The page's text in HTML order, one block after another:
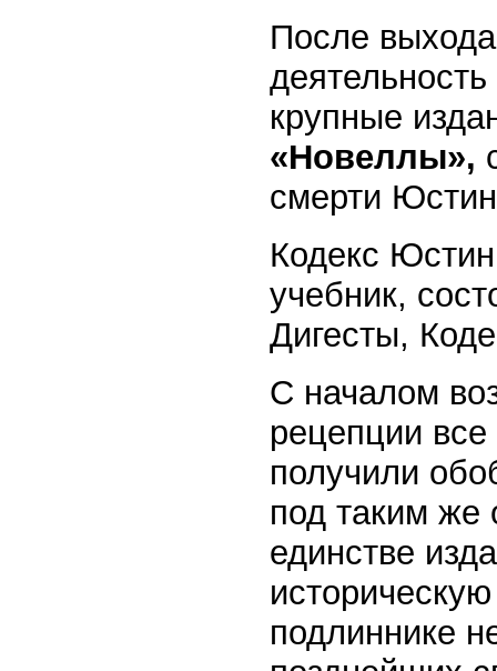
После выхода
крупные
«Новеллы»,
смерти
Кодекс
учебник,
Дигесты,
С началом
рецепции
получили
под таким же
единстве
подлиннике